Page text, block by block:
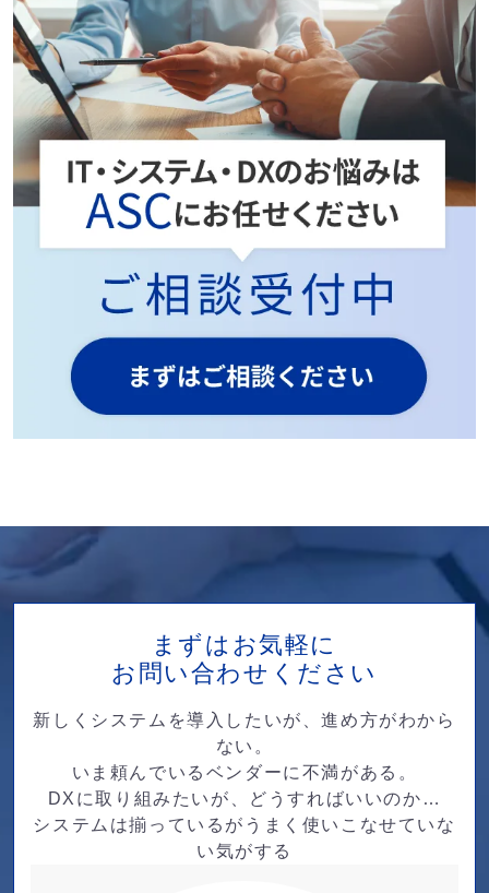
まずはお気軽に
お問い合わせください
新しくシステムを導入したいが、進め方がわから
ない。
いま頼んでいるベンダーに不満がある。
DXに取り組みたいが、どうすればいいのか…
システムは揃っているがうまく使いこなせていな
い気がする